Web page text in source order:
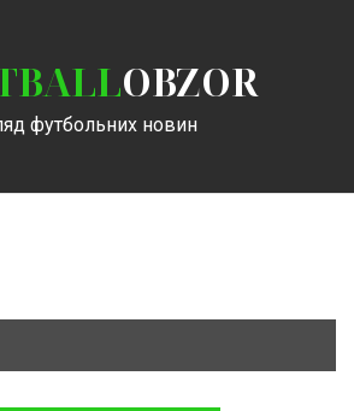
OBZOR
футбольних новин